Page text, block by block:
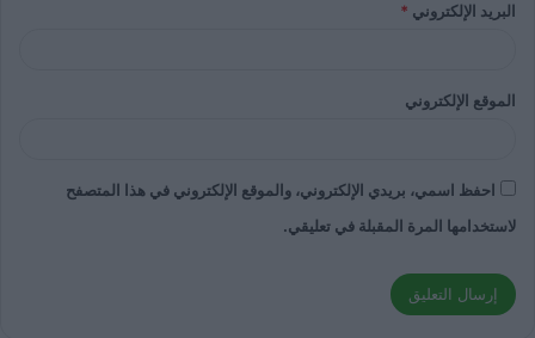
البريد الإلكتروني *
الموقع الإلكتروني
احفظ اسمي، بريدي الإلكتروني، والموقع الإلكتروني في هذا المتصفح
لاستخدامها المرة المقبلة في تعليقي.